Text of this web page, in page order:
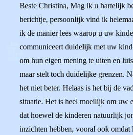
Beste Christina, Mag ik u hartelijk
berichtje, persoonlijk vind ik
ik de manier lees waarop u uw
communiceert duidelijk met uw
om hun eigen mening te uiten en
maar stelt toch duidelijke grenzen.
het niet beter. Helaas is het bij de
situatie. Het is heel moeilijk om uw
dat hoewel de kinderen natuurlijk
inzichten hebben, vooral ook omdat